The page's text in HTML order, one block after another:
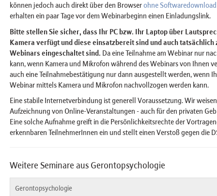
können jedoch auch direkt über den Browserohne
erhalten ein paar Tage vor dem Webinarbeginn einen Einladungslink.
Bitte stellen Sie sicher, dass Ihr PC bzw. Ihr Laptop über
Kamera verfügt und diese einsatzbereit sind und auch tatsächlich
Webinars eingeschaltet sind. Da eine Teilnahme am Webinar nur
kann, wenn Kamera und Mikrofon während des Webinars von Ihnen
auch eine Teilnahmebestätigung nur dann ausgestellt werden, wenn
Webinar mittels Kamera und Mikrofon nachvollzogen werden kann.
Eine stabile Internetverbindung ist generell Voraussetzung. Wir
Aufzeichnung von Online-Veranstaltungen - auch für den privaten
Eine solche Aufnahme greift in die Persönlichkeitsrechte der
erkennbaren TeilnehmerInnen ein und stellt einen Verstoß gegen die
Weitere Seminare aus Gerontopsychologie
Gerontopsychologie